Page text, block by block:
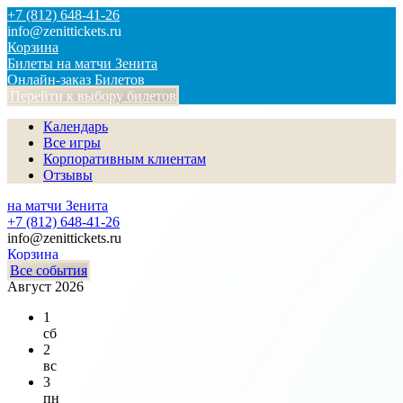
+7 (812) 648-41-26
info@zenittickets.ru
Корзина
Билеты на матчи Зенита
Онлайн-заказ Билетов
Перейти к выбору билетов
Календарь
Все игры
Корпоративным клиентам
Отзывы
на матчи Зенита
+7 (812) 648-41-26
info@zenittickets.ru
Корзина
Все события
Август 2026
1
сб
2
вс
3
пн